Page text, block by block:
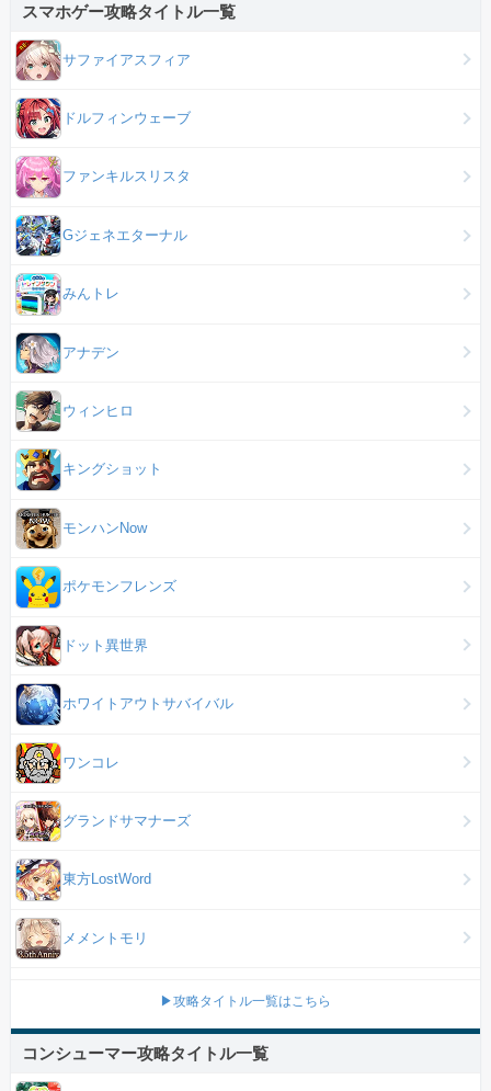
スマホゲー攻略タイトル一覧
サファイアスフィア
ドルフィンウェーブ
ファンキルスリスタ
Gジェネエターナル
みんトレ
アナデン
ウィンヒロ
キングショット
モンハンNow
ポケモンフレンズ
ドット異世界
ホワイトアウトサバイバル
ワンコレ
グランドサマナーズ
東方LostWord
メメントモリ
▶攻略タイトル一覧はこちら
コンシューマー攻略タイトル一覧